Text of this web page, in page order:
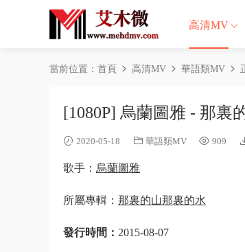
高清MV
當前位置： 首頁 高清MV 華語類MV
[1080P] 烏蘭圖雅 - 那裏
2020-05-18 華語類MV 909
歌手： 烏蘭圖雅
所屬專輯： 那裏的山那裏的水
發行時間： 2015-08-07